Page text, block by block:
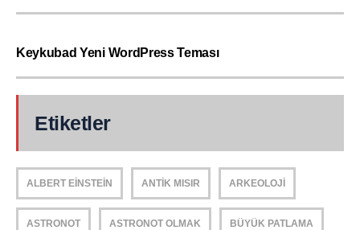
Keykubad Yeni WordPress Teması
Etiketler
ALBERT EINSTEIN ANTIK MISIR ARKEOLOJI
ASTRONOT ASTRONOT OLMAK BÜYÜK PATLAMA